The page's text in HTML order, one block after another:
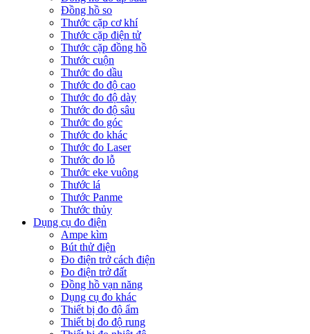
Đồng hồ so
Thước cặp cơ khí
Thước cặp điện tử
Thước cặp đồng hồ
Thước cuộn
Thước đo dầu
Thước đo độ cao
Thước đo độ dày
Thước đo độ sâu
Thước đo góc
Thước đo khác
Thước đo Laser
Thước đo lỗ
Thước eke vuông
Thước lá
Thước Panme
Thước thủy
Dụng cụ đo điện
Ampe kìm
Bút thử điện
Đo điện trở cách điện
Đo điện trở đất
Đồng hồ vạn năng
Dụng cụ đo khác
Thiết bị đo độ ẩm
Thiết bị đo độ rung